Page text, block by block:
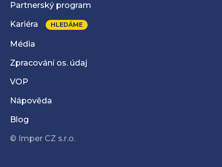
Partnerský program
Kariéra
Média
Zpracování os. údaj
VOP
Nápověda
Blog
© Imper CZ s.r.o.